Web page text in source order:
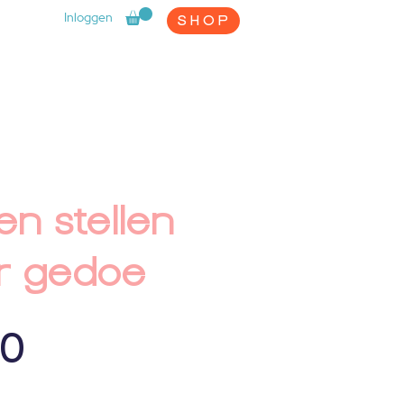
Inloggen SHOP
stellen
gedoe